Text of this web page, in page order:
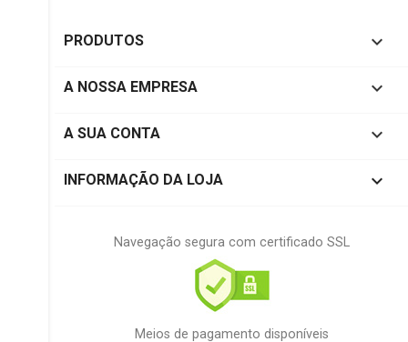
PRODUTOS 
A NOSSA EMPRESA 
A SUA CONTA 
INFORMAÇÃO DA LOJA keyboard_arrow_down
Navegação segura com certificado SSL
Meios de pagamento disponíveis